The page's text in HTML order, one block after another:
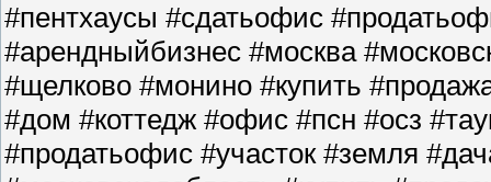
#пентхаусы #сдатьофис
#арендныйбизнес #москва
#щелково #монино #купить
#дом #коттедж #офис #псн #осз
#продатьофис #участок #земля